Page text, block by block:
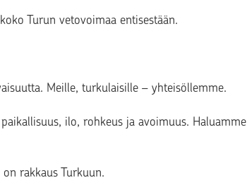
Turun vetovoimaa entisestään.
Meille, turkulaisille – yhteisöllemme.
ilo, rohkeus ja avoimuus. Haluamme
rakkaus Turkuun.